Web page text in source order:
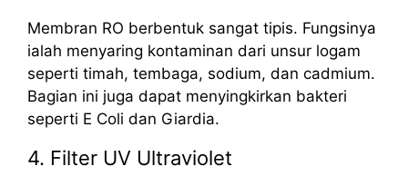
Membran RO berbentuk sangat tipis. Fungsinya
ialah menyaring kontaminan dari unsur logam
seperti timah, tembaga, sodium, dan cadmium.
Bagian ini juga dapat menyingkirkan bakteri
seperti E Coli dan Giardia.
4. Filter UV Ultraviolet